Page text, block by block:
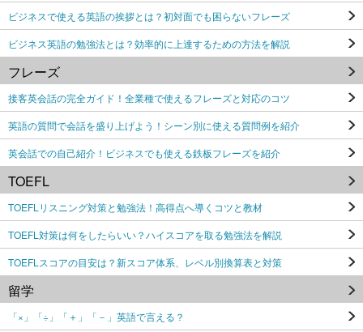
ビジネスで使える英語の挨拶とは？初対面でも困らないフレーズ
ビジネス英語の勉強法とは？効率的に上達するための方法を解説
フレーズ
接客英会話の完全ガイド！全業種で使えるフレーズと対応のコツ
英語の質問で会話を盛り上げよう！シーン別に使える質問例を紹介
英会話での自己紹介！ビジネスでも使える鉄板フレーズを紹介
TOEFL
TOEFLリスニング対策と勉強法！高得点へ導くコツと教材
TOEFL対策は何をしたらいい？ハイスコアを取る勉強法を解説
TOEFLスコアの目安は？新スコア体系、レベル別換算表と対策
留学
「×」「÷」「＋」「－」英語で言える？